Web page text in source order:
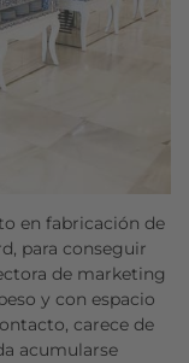
en fabricación de
para conseguir
de marketing
y con espacio
carece de
acumularse